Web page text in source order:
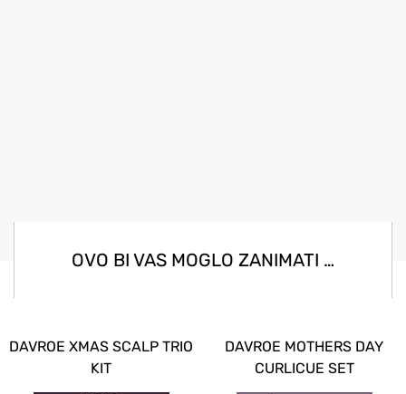
OVO BI VAS MOGLO ZANIMATI …
DAVROE XMAS SCALP TRIO
KIT
DAVROE MOTHERS DAY
CURLICUE SET